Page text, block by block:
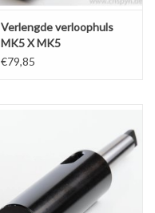
Verlengde verloophuls
MK5 X MK5
€79,85